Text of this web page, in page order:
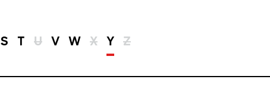
S T U V W X Y Z